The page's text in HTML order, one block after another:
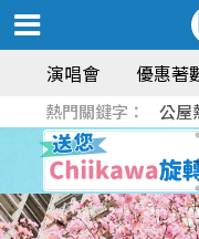
演唱會 優惠著
熱門關鍵字： 公屋